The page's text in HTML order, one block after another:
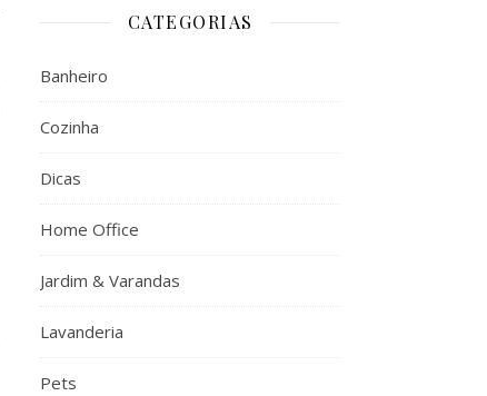
CATEGORIAS
Banheiro
Cozinha
Dicas
Home Office
Jardim & Varandas
Lavanderia
Pets